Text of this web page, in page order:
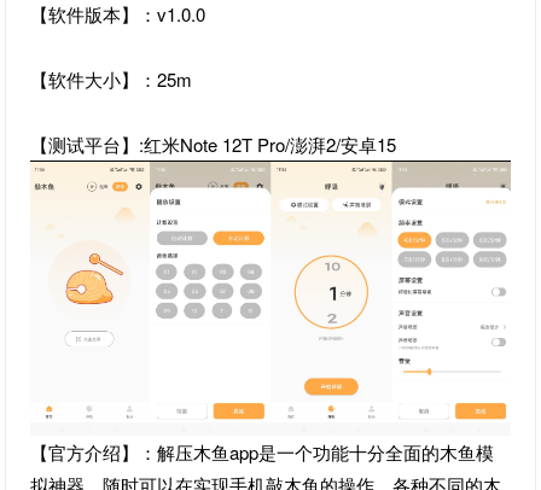
【软件版本】：v1.0.0
【软件大小】：25m
【测试平台】:红米Note 12T Pro/澎湃2/安卓15
【官方介绍】：解压木鱼app是一个功能十分全面的木鱼模
拟神器，随时可以在实现手机敲木鱼的操作，各种不同的木